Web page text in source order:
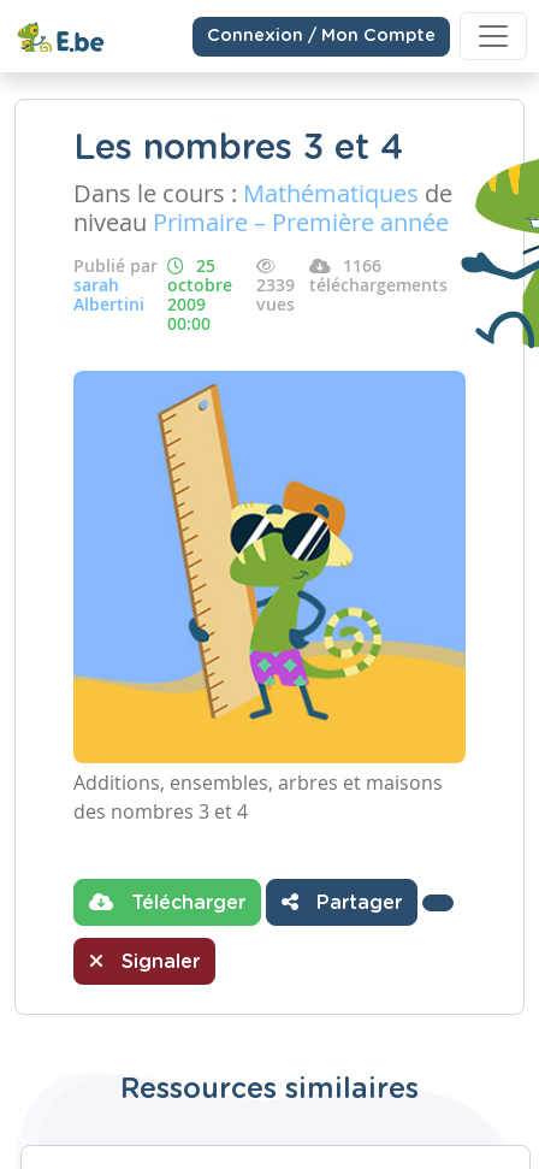
Connexion / Mon Compte
Les nombres 3 et 4
Dans le cours : Mathématiques de
niveau Primaire – Première année
Publié par
sarah
Albertini
25
octobre
2009
00:00
2339
vues
1166
téléchargements
Additions, ensembles, arbres et maisons
des nombres 3 et 4
Télécharger Partager
Signaler
Ressources similaires